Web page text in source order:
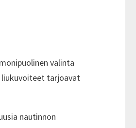
valinta
liukuvoiteet tarjoavat
nautinnon